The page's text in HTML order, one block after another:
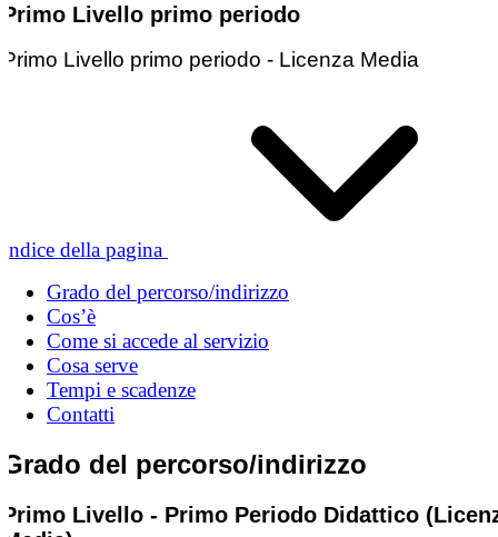
Primo Livello primo periodo
Primo Livello primo periodo - Licenza Media
Indice della pagina
Grado del percorso/indirizzo
Cos’è
Come si accede al servizio
Cosa serve
Tempi e scadenze
Contatti
Grado del percorso/indirizzo
Primo Livello - Primo Periodo Didattico